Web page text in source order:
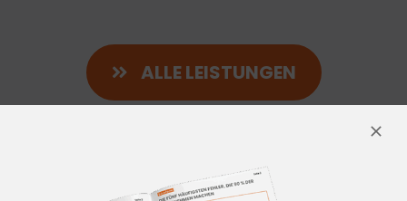
ALLE LEISTUNGEN